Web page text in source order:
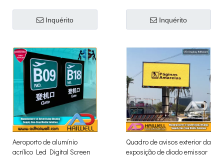
Inquérito Inquérito
Aeroporto de alumínio
acrílico Led Digital Screen
Quadro de avisos exterior da
exposição de diodo emissor